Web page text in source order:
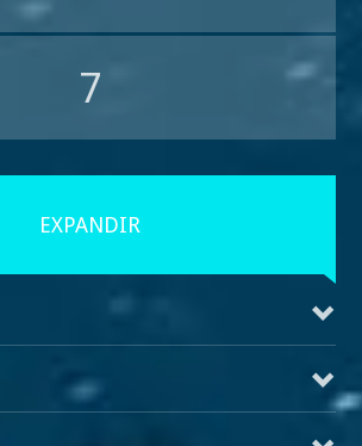
7
EXPANDIR